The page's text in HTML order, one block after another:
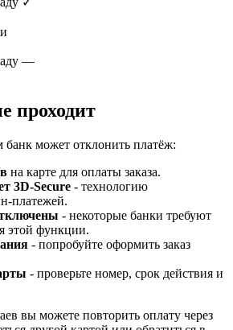
—
проходит
может отклонить платёж:
на карте для оплаты заказа.
3D-Secure - технологию
платежей.
- некоторые банки требуют
этой функции.
- попробуйте оформить заказ
- проверьте номер, срок действия и
вы можете повторить оплату через